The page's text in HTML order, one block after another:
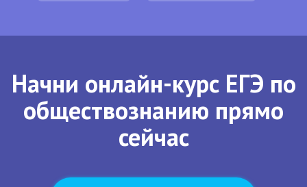
Начни онлайн-курс ЕГЭ по
обществознанию прямо
сейчас